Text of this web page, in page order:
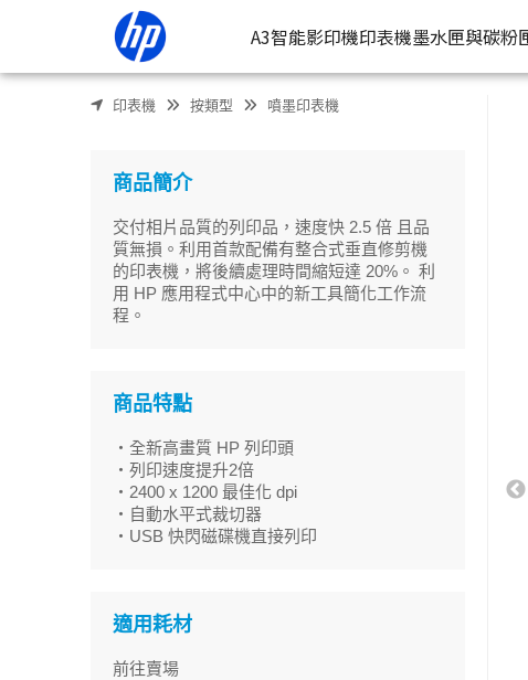
HP DesignJet Z9dr ps 44吋 9色影像美工與工程用繪圖機
A3智能影印機印表機
雷射印表機
相片印表機
墨水匣與碳粉
印表機 按類型 噴墨印表機
商品簡介
交付相片品質的列印品，速度快 2.5 倍 且品
質無損。利用首款配備有整合式垂直修剪機
的印表機，將後續處理時間縮短達 20%。 利
用 HP 應用程式中心中的新工具簡化工作流
程。
商品特點
・全新高畫質 HP 列印頭
・列印速度提升2倍
・2400 x 1200 最佳化 dpi
・自動水平式裁切器
・USB 快閃磁碟機直接列印
適用耗材
前往賣場